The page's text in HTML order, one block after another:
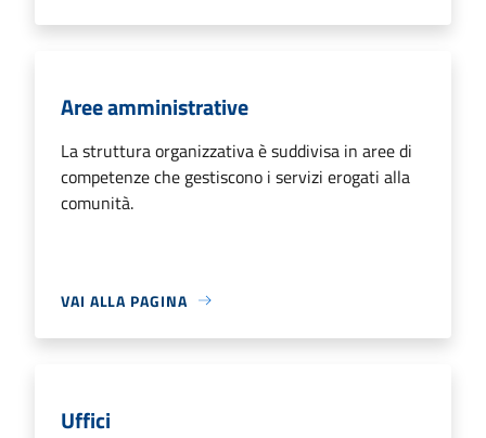
Aree amministrative
La struttura organizzativa è suddivisa in aree di
competenze che gestiscono i servizi erogati alla
comunità.
VAI ALLA PAGINA
Uffici